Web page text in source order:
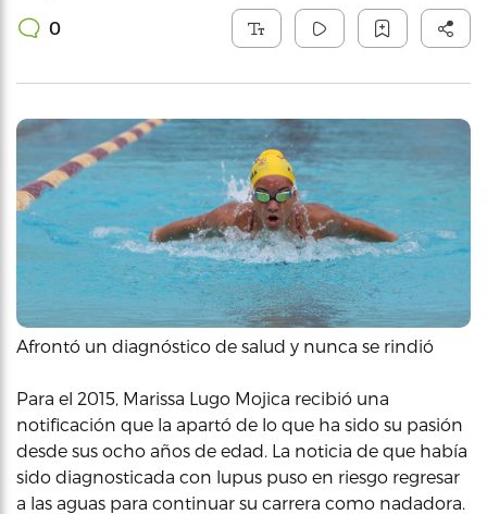
0
Afrontó un diagnóstico de salud y nunca se rindió
Para el 2015, Marissa Lugo Mojica recibió una
notificación que la apartó de lo que ha sido su pasión
desde sus ocho años de edad. La noticia de que había
sido diagnosticada con lupus puso en riesgo regresar
a las aguas para continuar su carrera como nadadora.